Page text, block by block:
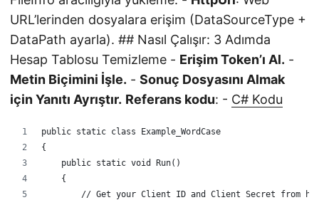
URL’lerinden dosyalara erişim (DataSourceType +
DataPath ayarla). ## Nasıl Çalışır: 3 Adımda
Hesap Tablosu Temizleme - Erişim Token’ı Al. -
Metin Biçimini İşle. - Sonuç Dosyasını Almak
için Yanıtı Ayrıştır. Referans kodu: - C# Kodu
public static class Example_WordCase
{
    public static void Run()
    {
// Get your Client ID and Client Secret from